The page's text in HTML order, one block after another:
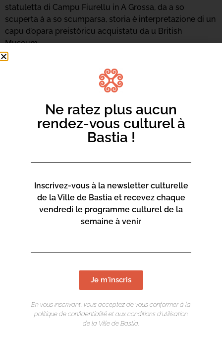
statuletta di Campu Fiurellu in A Grossa, da a so
scuperta à a so scumparsa, storia è interpretazione di un
capu d’opara preistòricu acquistatu da u British
Museum.
LIEU DE L'ÉVÉNEMENT
Ne ratez plus aucun
rendez-vous culturel à
Bastia !
Inscrivez-vous à la newsletter culturelle
de la Ville de Bastia et recevez chaque
vendredi le programme culturel de la
semaine à venir
Je m'inscris
En vous inscrivant, vous acceptez de vous conformer à la
politique de confidentialité et aux conditions d’utilisation
de la Ville de Bastia.